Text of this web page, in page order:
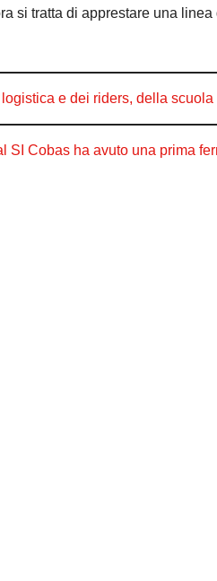
si tratta di apprestare una
e dei riders, della scuola
SI Cobas ha avuto una prima